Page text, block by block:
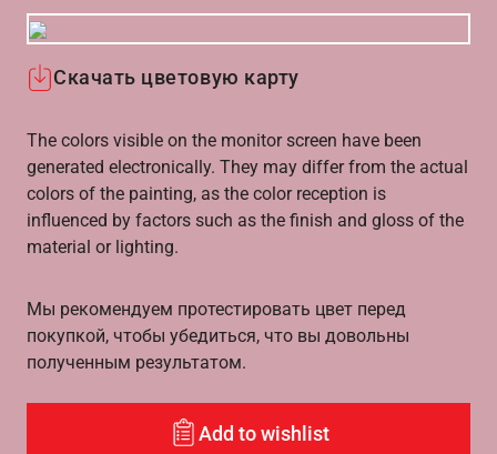
Скачать цветовую карту
The colors visible on the monitor screen have been
generated electronically. They may differ from the actual
colors of the painting, as the color reception is
influenced by factors such as the finish and gloss of the
material or lighting.
Мы рекомендуем протестировать цвет перед
покупкой, чтобы убедиться, что вы довольны
полученным результатом.
Add to wishlist